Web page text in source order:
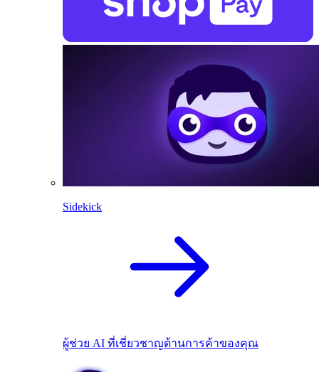
Sidekick
ผู้ช่วย AI ที่เชี่ยวชาญด้านการค้าของคุณ